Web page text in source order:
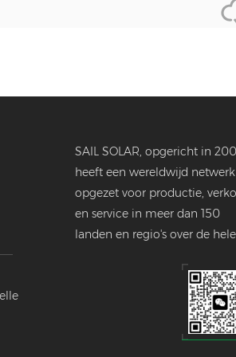
SAIL SOLAR, opgericht in
heeft een wereldwijd netwerk
opgezet voor productie,
en service in meer dan 150
landen en regio's over de hele